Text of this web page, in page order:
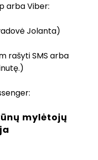
arba Viber:
Jolanta)
rašyti SMS arba
mylėtojų